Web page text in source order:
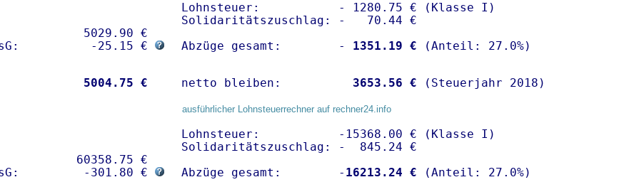
5029.90 €
-25.15 €
Lohnsteuer:           - 1280.75 € (Klasse I)
Solidaritätszuschlag: -   70.44 €
Abzüge gesamt:        -
1351.19 €
5004.75 € netto bleiben: 3653.56 € (Steuerjahr 2018)
ausführlicher Lohnsteuerrechner auf rechner24.info
60358.75 €
-301.80 €
Lohnsteuer:           -15368.00 € (Klasse I)
Solidaritätszuschlag: -  845.24 €
Abzüge gesamt:        - 16213.24 €